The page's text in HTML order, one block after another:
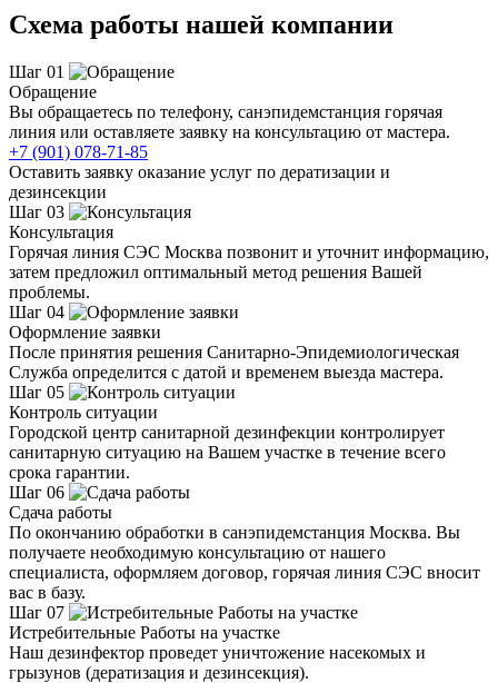
Схема работы нашей компании
Шаг 01
Обращение
Вы обращаетесь по телефону, санэпидемстанция горячая
линия или оставляете заявку на консультацию от мастера.
+7 (901) 078-71-85
Оставить заявку оказание услуг по дератизации и
дезинсекции
Шаг 03
Консультация
Горячая линия СЭС Москва позвонит и уточнит информацию,
затем предложил оптимальный метод решения Вашей
проблемы.
Шаг 04
Оформление заявки
После принятия решения Санитарно-Эпидемиологическая
Служба определится с датой и временем выезда мастера.
Шаг 05
Контроль ситуации
Городской центр санитарной дезинфекции контролирует
санитарную ситуацию на Вашем участке в течение всего
срока гарантии.
Шаг 06
Сдача работы
По окончанию обработки в санэпидемстанция Москва. Вы
получаете необходимую консультацию от нашего
специалиста, оформляем договор, горячая линия СЭС вносит
вас в базу.
Шаг 07
Истребительные Работы на участке
Наш дезинфектор проведет уничтожение насекомых и
грызунов (дератизация и дезинсекция).